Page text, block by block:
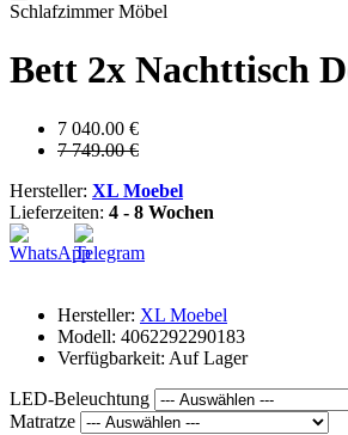
Schlafzimmer Möbel
Bett 2x Nachttisch
7 040.00 €
7 749.00 €
Hersteller: XL Moebel
Lieferzeiten: 4 - 8 Wochen
Hersteller: XL Moebel
Modell: 4062292290183
Verfügbarkeit: Auf Lager
LED-Beleuchtung
Matratze